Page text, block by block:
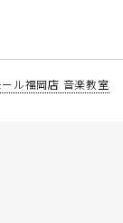
ル福岡店 音楽教室